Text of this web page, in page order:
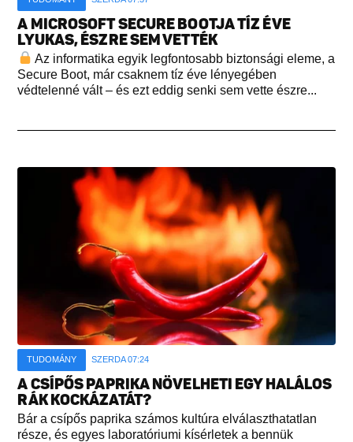
A MICROSOFT SECURE BOOTJA TÍZ ÉVE
LYUKAS, ÉSZRE SEM VETTÉK
Az informatika egyik legfontosabb biztonsági eleme, a
Secure Boot, már csaknem tíz éve lényegében
védtelenné vált – és ezt eddig senki sem vette észre...
TUDOMÁNY SZERDA 07:24
A CSÍPŐS PAPRIKA NÖVELHETI EGY HALÁLOS
RÁK KOCKÁZATÁT?
Bár a csípős paprika számos kultúra elválaszthatatlan
része, és egyes laboratóriumi kísérletek a bennük